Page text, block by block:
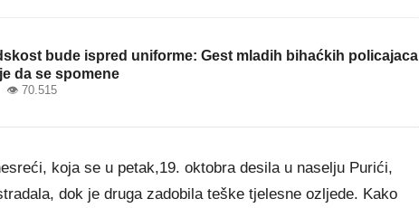
bude ispred uniforme: Gest mladih bihaćkih policajaca
da se spomene
70.515
koja se u petak,19. oktobra desila u naselju Purići,
dok je druga zadobila teške tjelesne ozljede. Kako